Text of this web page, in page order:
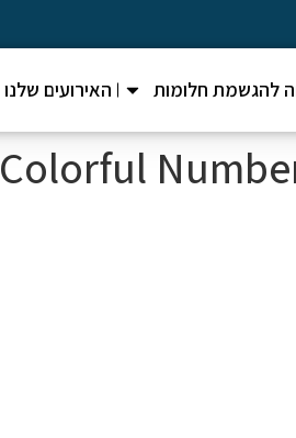
להגשמת חלומות האירועים שלנו
Colorful